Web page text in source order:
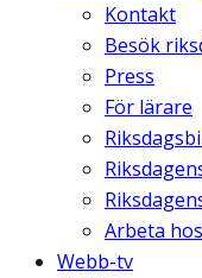
Kontakt
Besök
Press
För lärare
Arbeta
Webb-tv